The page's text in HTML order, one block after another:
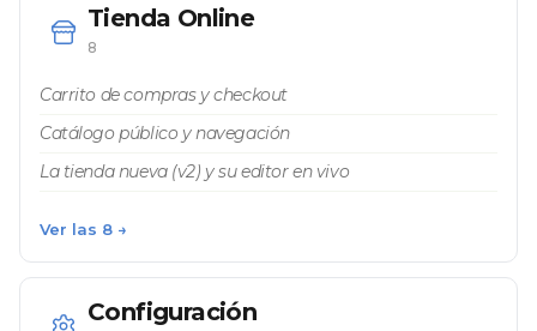
Tienda Online
8
Carrito de compras y checkout
Catálogo público y navegación
La tienda nueva (v2) y su editor en vivo
Ver las 8 →
Configuración